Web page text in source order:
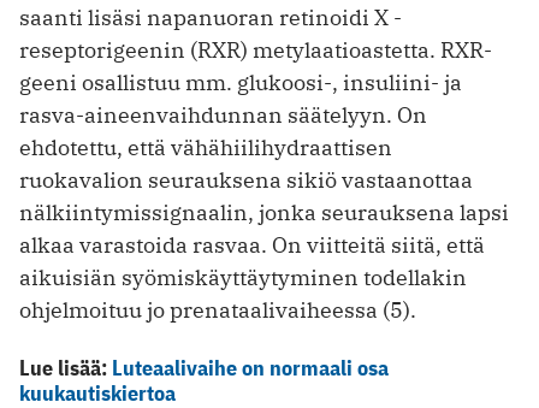
saanti lisäsi napanuoran retinoidi X -
reseptorigeenin (RXR) metylaatioastetta. RXR-
geeni osallistuu mm. glukoosi-, insuliini- ja
rasva-aineenvaihdunnan säätelyyn. On
ehdotettu, että vähähiilihydraattisen
ruokavalion seurauksena sikiö vastaanottaa
nälkiintymissignaalin, jonka seurauksena lapsi
alkaa varastoida rasvaa. On viitteitä siitä, että
aikuisiän syömiskäyttäytyminen todellakin
ohjelmoituu jo prenataalivaiheessa (5).
Lue lisää: Luteaalivaihe on normaali osa
kuukautiskiertoa